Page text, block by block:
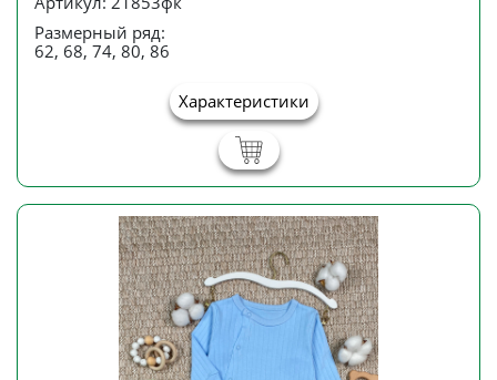
Размерный ряд:
62, 68, 74, 80, 86
Характеристики